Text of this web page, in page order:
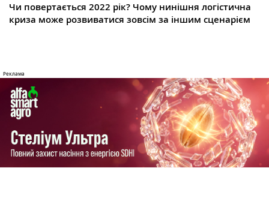
Чи повертається 2022 рік? Чому нинішня логістична
криза може розвиватися зовсім за іншим сценарієм